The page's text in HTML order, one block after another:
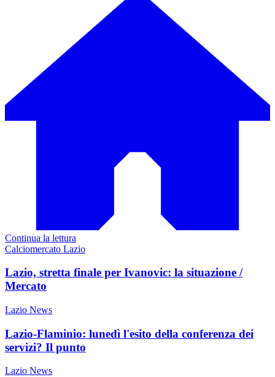
Continua la lettura
Calciomercato Lazio
Lazio, stretta finale per Ivanovic: la situazione /
Mercato
Lazio News
Lazio-Flaminio: lunedì l'esito della conferenza dei
servizi? Il punto
Lazio News